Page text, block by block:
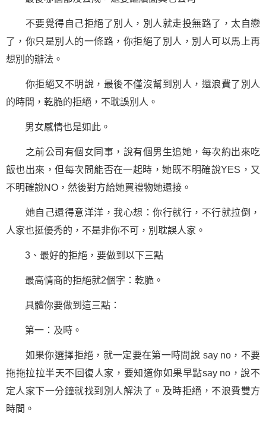
不要覺得自己拒絕了別人，別人就走投無路了，太自戀
了，你只是別人的一條路，你拒絕了別人，別人可以馬上再
想別的辦法。
你拒絕又不明說，最後不僅沒幫到別人，還浪費了別人
的時間，乾脆的拒絕，不耽誤別人。
男女感情也是如此。
之前公司有個女同事，說有個男生追她，每次約出來吃
飯也出來，但每次問能否在一起時，她既不明確說YES，又
不明確說NO，然後對方給她買禮物她還接。
她自己還得意洋洋，我心想：你行就行，不行就拉倒，
人家也挺優秀的，不是非你不可，別耽誤人家。
3、最好的拒絕，要做到以下三點
最高情商的拒絕就2個字：乾脆。
具體你要做到這三點：
第一：及時。
如果你選擇拒絕，就一定要在第一時間說 say no，不要
拖拖拉拉半天不回復人家，要知道你如果早點say no，說不
定人家下一分鐘就找到別人解決了。及時拒絕，不浪費雙方
時間。